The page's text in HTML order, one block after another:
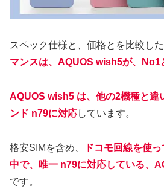
スペック仕様と、価格とを比較した
マンスは、AQUOS wish5が、No1
AQUOS wish5 は、他の2機種と違
ンド n79に対応しています。
格安SIMを含め、
ドコモ回線を使
中で、唯一 n79に対応している、
です。